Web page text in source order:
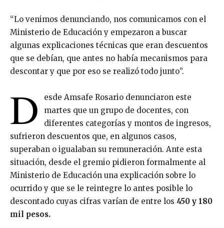
“Lo venimos denunciando, nos comunicamos con el
Ministerio de Educación y empezaron a buscar
algunas explicaciones técnicas que eran descuentos
que se debían, que antes no había mecanismos para
descontar y que por eso se realizó todo junto”.
D
esde Amsafe Rosario denunciaron este
martes que un grupo de docentes, con
diferentes categorías y montos de ingresos,
sufrieron descuentos que, en algunos casos,
superaban o igualaban su remuneración. Ante esta
situación, desde el gremio pidieron formalmente al
Ministerio de Educación una explicación sobre lo
ocurrido y que se le reintegre lo antes posible lo
descontado cuyas cifras varían de entre los 450 y 180
mil pesos.